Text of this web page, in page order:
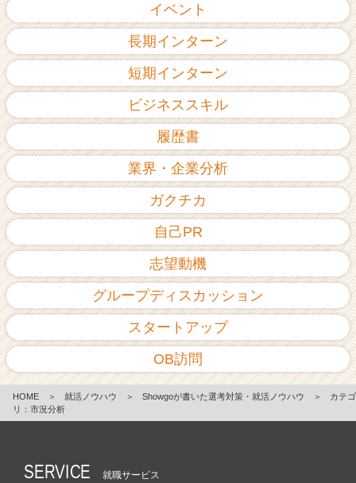
イベント
長期インターン
短期インターン
ビジネススキル
履歴書
業界・企業分析
ガクチカ
自己PR
志望動機
グループディスカッション
スタートアップ
OB訪問
HOME ＞ 就活ノウハウ ＞ Showgoが書いた選考対策・就活ノウハウ ＞
カテゴ
リ：市況分析
SERVICE 就職サービス